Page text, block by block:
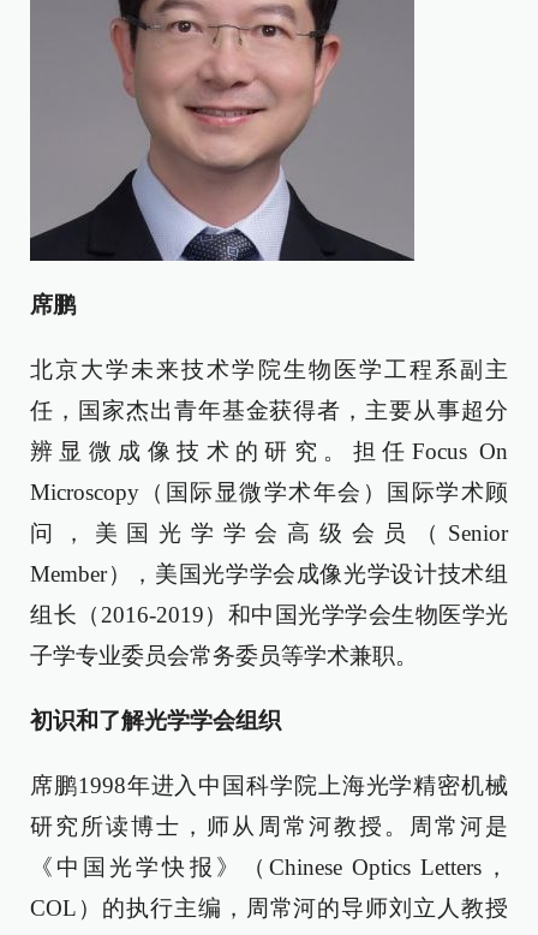
席鹏
北京大学未来技术学院生物医学工程系副主
任，国家杰出青年基金获得者，主要从事超分
辨显微成像技术的研究。担任Focus On
Microscopy（国际显微学术年会）国际学术顾
问，美国光学学会高级会员（Senior
Member），美国光学学会成像光学设计技术组
组长（2016-2019）和中国光学学会生物医学光
子学专业委员会常务委员等学术兼职。
初识和了解光学学会组织
席鹏1998年进入中国科学院上海光学精密机械
研究所读博士，师从周常河教授。周常河是
《中国光学快报》（Chinese Optics Letters，
COL）的执行主编，周常河的导师刘立人教授